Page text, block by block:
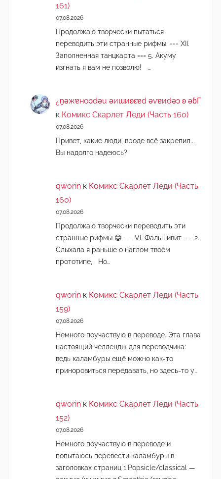
161)
07.08.2026
Продолжаю творчески пытаться
переводить эти странные рифмы. === XII.
Заполненная танцкарта === 5. Акуму
изгнать я вам не позволю! …
¿n̯ǝжɐноɔdǝu ǝиɯиʚεɐd ǝvɐиdǝɔ ʚ ǝɓГ
к Комикс Скарлет Леди (Часть 160)
07.08.2026
Привет, какие люди, вроде всё закрепил...
Вы надолго надеюсь?
qworin к Комикс Скарлет Леди (Часть
160)
07.08.2026
Продолжаю творчески переводить эти
странные рифмы 😁 === VI. Фальшивит === 2.
Слыхала я раньше о наглом твоём
прототипе, Но…
qworin к Комикс Скарлет Леди (Часть
159)
07.08.2026
Немного поучаствую в переводе. Эта глава
настоящий челлендж для переводчика:
ведь каламбуры ещё можно как-то
приноровиться передавать, но здесь-то у…
qworin к Комикс Скарлет Леди (Часть
152)
07.08.2026
Немного поучаствую в переводе и
попытаюсь перевести каламбуры в
заголовках страниц 1.Popsicle/classical —